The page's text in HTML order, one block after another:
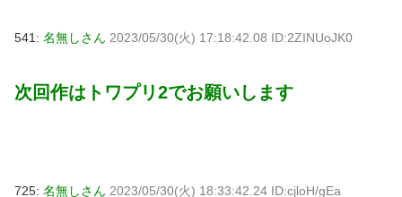
541: 名無しさん 2023/05/30(火) 17:18:42.08 ID:2ZINUoJK0
次回作はトワプリ2でお願いします
725: 名無しさん 2023/05/30(火) 18:33:42.24 ID:cjloH/gEa